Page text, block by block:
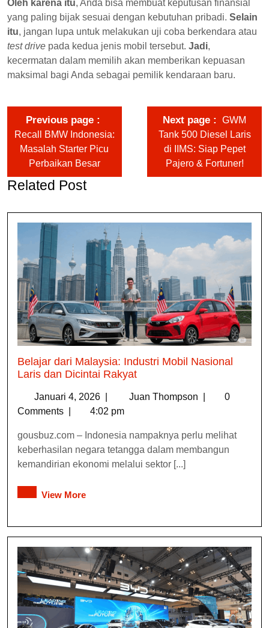
Oleh karena itu, Anda bisa membuat keputusan finansial
yang paling bijak sesuai dengan kebutuhan pribadi. Selain
itu, jangan lupa untuk melakukan uji coba berkendara atau
test drive pada kedua jenis mobil tersebut. Jadi,
kecermatan dalam memilih akan memberikan kepuasan
maksimal bagi Anda sebagai pemilik kendaraan baru.
Previous page
Recall BMW Indonesia:
Masalah Starter Picu
Perbaikan Besar
Next page
GWM
Tank 500 Diesel Laris
di IIMS: Siap Pepet
Pajero & Fortuner!
Related Post
Belajar dari Malaysia: Industri Mobil Nasional
Laris dan Dicintai Rakyat
Januari 4, 2026 Juan Thompson
0
Comments
4:02 pm
gousbuz.com – Indonesia nampaknya perlu melihat
keberhasilan negara tetangga dalam membangun
kemandirian ekonomi melalui sektor [...]
View More